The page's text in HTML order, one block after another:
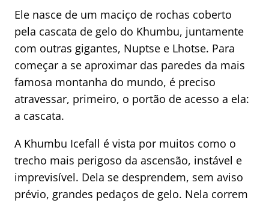
Ele nasce de um maciço de rochas coberto
pela cascata de gelo do Khumbu, juntamente
com outras gigantes, Nuptse e Lhotse. Para
começar a se aproximar das paredes da mais
famosa montanha do mundo, é preciso
atravessar, primeiro, o portão de acesso a ela:
a cascata.
A Khumbu Icefall é vista por muitos como o
trecho mais perigoso da ascensão, instável e
imprevisível. Dela se desprendem, sem aviso
prévio, grandes pedaços de gelo. Nela correm